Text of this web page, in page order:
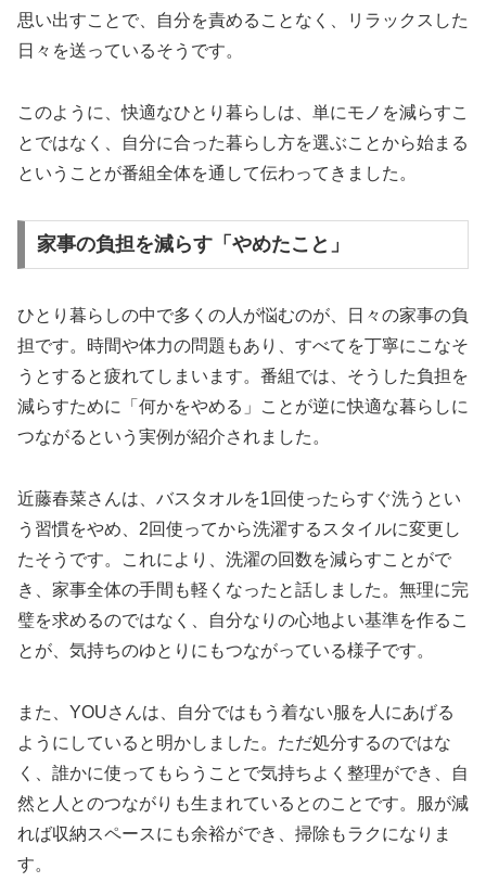
思い出すことで、自分を責めることなく、リラックスした
日々を送っているそうです。
このように、快適なひとり暮らしは、単にモノを減らすこ
とではなく、自分に合った暮らし方を選ぶことから始まる
ということが番組全体を通して伝わってきました。
家事の負担を減らす「やめたこと」
ひとり暮らしの中で多くの人が悩むのが、日々の家事の負
担です。時間や体力の問題もあり、すべてを丁寧にこなそ
うとすると疲れてしまいます。番組では、そうした負担を
減らすために「何かをやめる」ことが逆に快適な暮らしに
つながるという実例が紹介されました。
近藤春菜さんは、バスタオルを1回使ったらすぐ洗うとい
う習慣をやめ、2回使ってから洗濯するスタイルに変更し
たそうです。これにより、洗濯の回数を減らすことがで
き、家事全体の手間も軽くなったと話しました。無理に完
璧を求めるのではなく、自分なりの心地よい基準を作るこ
とが、気持ちのゆとりにもつながっている様子です。
また、YOUさんは、自分ではもう着ない服を人にあげる
ようにしていると明かしました。ただ処分するのではな
く、誰かに使ってもらうことで気持ちよく整理ができ、自
然と人とのつながりも生まれているとのことです。服が減
れば収納スペースにも余裕ができ、掃除もラクになりま
す。